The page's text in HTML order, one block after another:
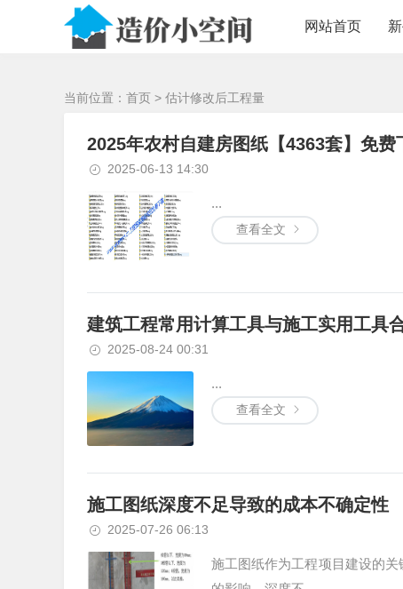
网站首页
当前位置： 首页 > 估计修改后工程量
2025年农村自建房图纸【4363套】免费
2025-06-13 14:30
...
查看全文
建筑工程常用计算工具与施工实用工具
2025-08-24 00:31
...
查看全文
施工图纸深度不足导致的成本不确定性
2025-07-26 06:13
施工图纸作为工程项目建设的